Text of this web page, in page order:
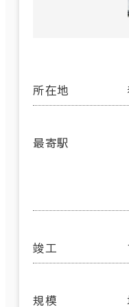
所在地
最寄駅
竣工
規模